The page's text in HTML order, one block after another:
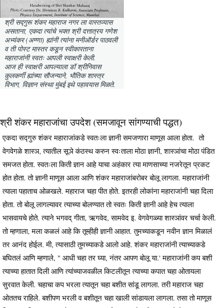
श्री सद्गुरू शंकर महाराज नगर ला वास्तव्यास
असताना, एकदा त्यांचे भक्त श्री दत्तात्रय गणेश
अभ्यंकर (अण्णा) ह्यांनी त्यांना मनीऑर्डर पाठवली
व ती पोस्ट मास्तर कडून स्वीकारताना
महाराजांनी स्वतः आपली स्वाक्षरी केली.
आज ही स्वाक्षरी आपल्याला डॉ श्रीनिवास
कुलकर्णी ह्यांच्या सौजन्याने, भौतिक शास्त्र
विभाग, विज्ञान संस्था मुंबई इथे पहावयास मिळते.
श्री शंकर महाराजांचा उपदेश (समजावून सांगण्याची पद्धत)
एकदा सद्गुरु शंकर महाराजांकडे स्वतःला ज्ञानी समजणारा माणूस आला होता. तो
वेगवेगळे शास्ञ, त्यातील सूञे कंठस्थ करुन स्वःताला मोठा ज्ञानी, शास्ञांचा मोठा पंडित
समजत होता. स्वतःला किती ज्ञान आहे याचा अहंकार त्या माणसाच्या नजरेतून प्रकट
होत होता. तो ज्ञानी माणूस आला आणि शंकर महाराजांबरोबर बोलू लागला. महाराजांनी
त्याला पहाताच ओळखले. महाराज चहा पीत होते. इतरही लोकांना महाराजांनी चहा दिला
होता. तो बोलू लागल्यावर त्याच्या बोलण्यात तो स्वतः किती ज्ञानी आहे हेच त्याला
भासवायचे होते. त्याने भगवद् गीता, ऋगवेद, सामवेद इ. वेगवेगळ्या शास्ञांवर चर्चा केली.
तो म्हणाला, मला कळलं आहे कि तूम्हीही ज्ञानी आहात. तुमच्याकडून नवीन ज्ञान मिळालं
तर आनंद होईल. मी, त्यासाठी तुमच्याकडे आलो आहे. शंकर महाराजांनी त्याच्याकडे
बघितलं आणि म्हणाले, " आधी चहा तर घ्या, नंतर आपण बोलू या.' महाराजांनी कप बशी
त्याच्या हातात दिली आणि त्यांच्याजवळील किटलीतून त्याच्या कपात चहा ओतायला
सुरवात केली. चहाचा कप भरला त्यातून चहा बशीत सांडू लागला. तरी महाराज चहा
ओततच राहिले. बशीपण भरली व बशीतून चहा खाली सांडायला लागला. तसा तो माणूस